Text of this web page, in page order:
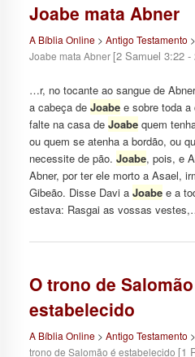
Joabe mata Abner
A Bíblia Online> Antigo Testamento >
Joabe mata Abner [2 Samuel 3:22
…r, no tocante ao sangue de
a cabeça de Joabee sobre toda a
falte na casa de Joabequem
ou quem se atenha a bordão, ou
necessite de pão. Joabe, pois, e
Abner, por ter ele morto a Asael,
Gibeão. Disse Davi a Joabee a
estava: Rasgai as vossas
O trono de
estabelecido
A Bíblia Online> Antigo Testamento >
trono de Salomão é estabelecido [1